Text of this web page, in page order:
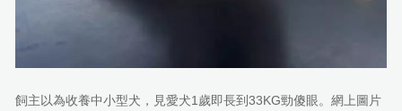
飼主以為收養中小型犬，見愛犬1歲即長到33KG勁傻眼。網上圖片